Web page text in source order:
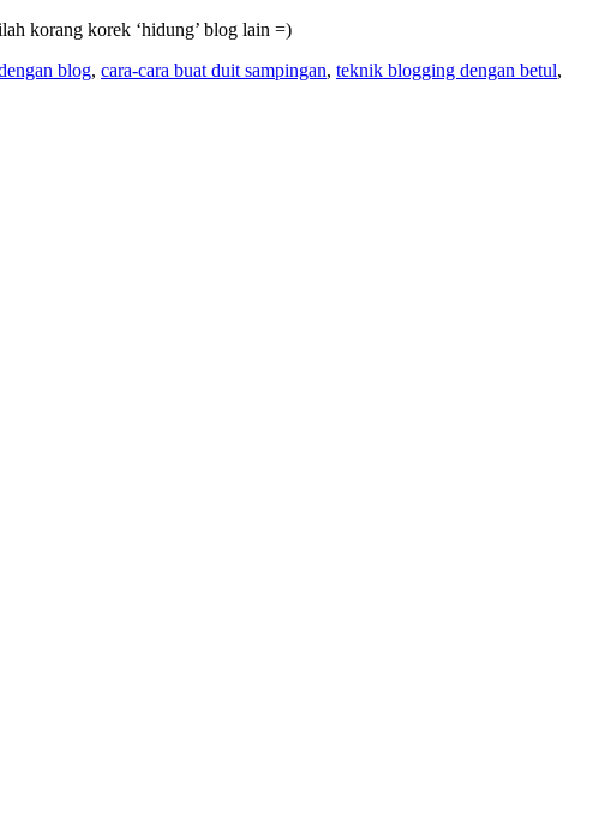
korang korek ‘hidung’ blog lain =)
blog, cara-cara buat duit sampingan, teknik blogging dengan betul,